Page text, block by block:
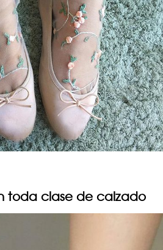
toda clase de calzado